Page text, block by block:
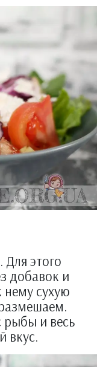
этого
добавок и
сухую
рыбы и весь
вкус.